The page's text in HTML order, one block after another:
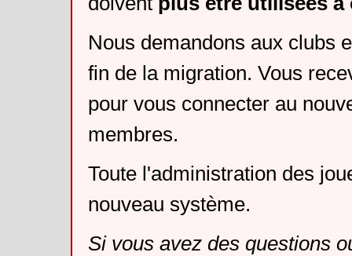
Nous demandons aux clubs
fin de la migration. Vous
pour vous connecter au
membres.
Toute l'administration des
nouveau système.
Si vous avez des questions